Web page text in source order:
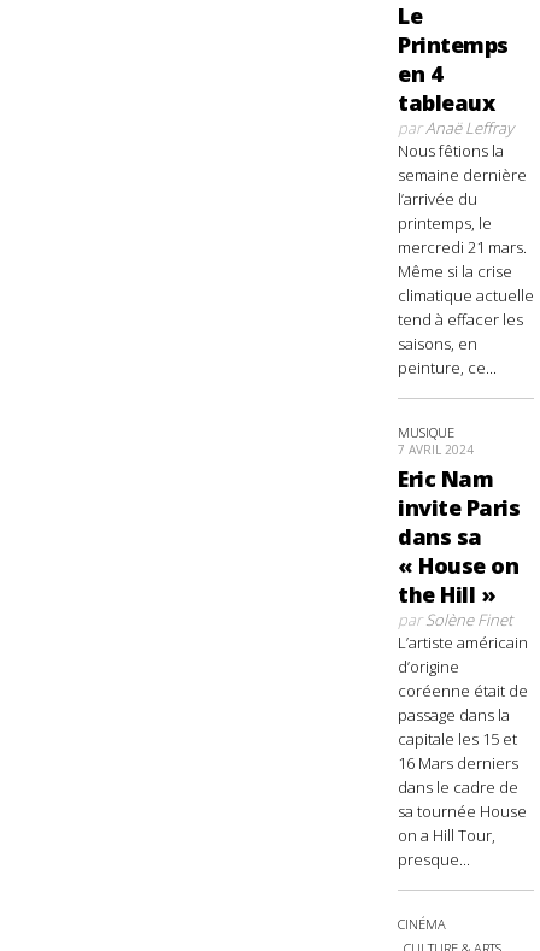
Le
Printemps
en 4
tableaux
parAnaë Leffray
Nous fêtions la
semaine dernière
l’arrivée du
printemps, le
mercredi 21 mars.
Même si la crise
climatique actuelle
tend à effacer les
saisons, en
peinture, ce...
MUSIQUE
7 AVRIL 2024
Eric Nam
invite Paris
dans sa
« House on
the Hill »
parSolène Finet
L’artiste américain
d’origine
coréenne était de
passage dans la
capitale les 15 et
16 Mars derniers
dans le cadre de
sa tournée House
on a Hill Tour,
presque...
CINÉMA